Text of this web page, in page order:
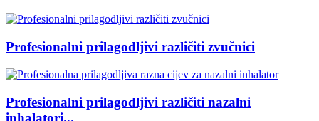
Profesionalni prilagodljivi različiti zvučnici
Profesionalni prilagodljivi različiti nazalni
inhalatori...